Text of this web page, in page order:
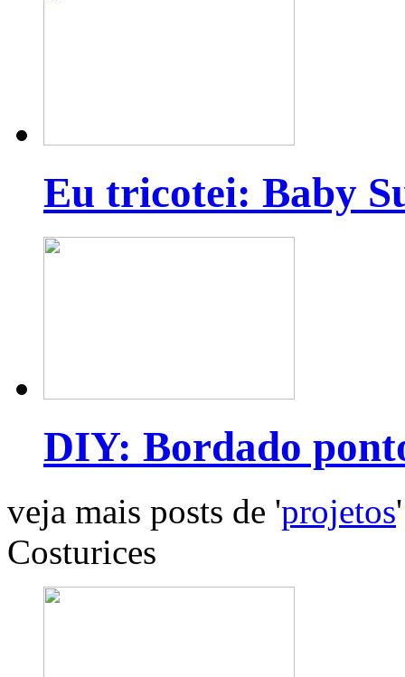
Eu tricotei: Baby
DIY: Bordado
veja mais posts de 'projetos'
Costurices